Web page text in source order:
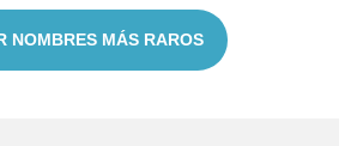
NOMBRES MÁS RAROS